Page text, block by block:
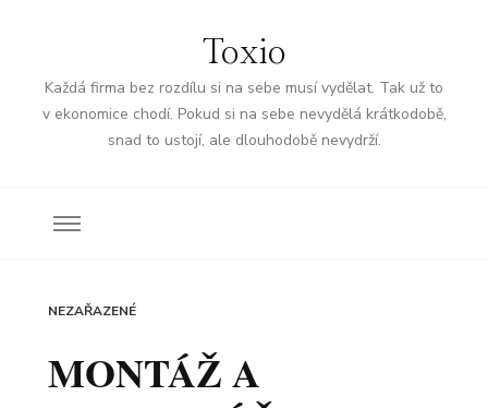
Toxio
Každá firma bez rozdílu si na sebe musí vydělat. Tak už to
v ekonomice chodí. Pokud si na sebe nevydělá krátkodobě,
snad to ustojí, ale dlouhodobě nevydrží.
NEZAŘAZENÉ
MONTÁŽ A